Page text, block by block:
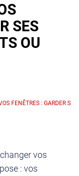
SES
OU
FENÊTRES : GARDER
vos
: vos